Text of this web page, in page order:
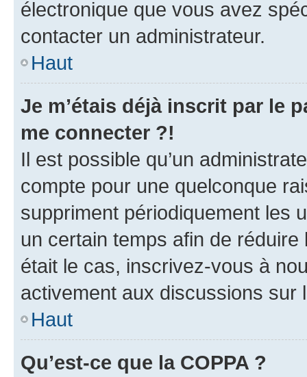
électronique que vous avez
contacter un administrateur.
Haut
Je m’étais déjà inscrit par le
me connecter ?!
Il est possible qu’un
compte pour une quelconque
suppriment périodiquement les
un certain temps afin de
était le cas, inscrivez-vous à
activement aux discussions sur
Haut
Qu’est-ce que la COPPA ?